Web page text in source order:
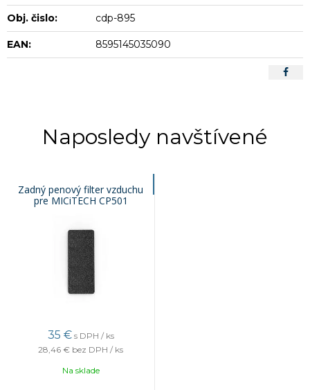
Obj. čislo: cdp-895
EAN: 8595145035090
Naposledy navštívené
Zadný penový filter vzduchu
pre MICiTECH CP501
35 € s DPH / ks
28,46 € bez DPH / ks
Na sklade